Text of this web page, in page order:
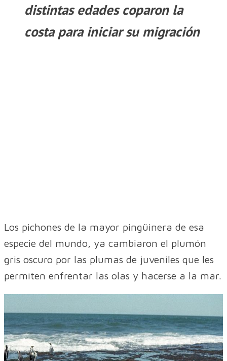
distintas edades coparon la
costa para iniciar su migración
Los pichones de la mayor pingüinera de esa
especie del mundo, ya cambiaron el plumón
gris oscuro por las plumas de juveniles que les
permiten enfrentar las olas y hacerse a la mar.